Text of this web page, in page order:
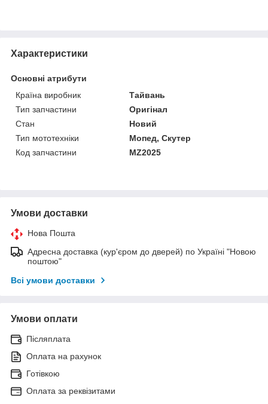
Характеристики
Основні атрибути
Країна виробник
Тайвань
Тип запчастини
Оригінал
Стан
Новий
Тип мототехніки
Мопед, Скутер
Код запчастини
MZ2025
Умови доставки
Нова Пошта
Адресна доставка (кур'єром до дверей) по Україні "Новою
поштою"
Всі умови доставки
Умови оплати
Післяплата
Оплата на рахунок
Готівкою
Оплата за реквізитами